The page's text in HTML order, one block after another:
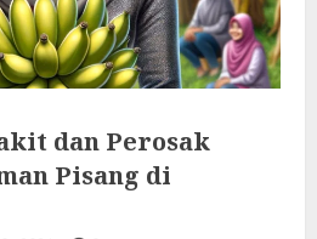
dan Perosak
Pisang di